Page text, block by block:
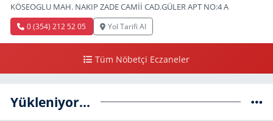
KÖSEOGLU MAH. NAKIP ZADE CAMİİ CAD.GÜLER APT NO:4 A
0 (354) 212 52 05 Yol Tarifi Al
Tüm Nöbetçi Eczaneler
Yükleniyor...